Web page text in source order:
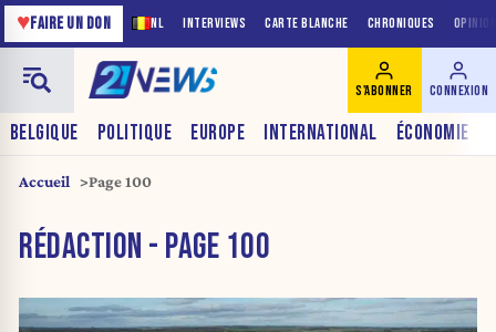
NL INTERVIEWS CARTE BLANCHE CHRONIQUES
♥FAIRE UN DON
BELGIQUE POLITIQUE EUROPE INTERNATIONAL ÉCONOMIE
S'ABONNER CONNEXION
Accueil Page 100
RÉDACTION - PAGE 100